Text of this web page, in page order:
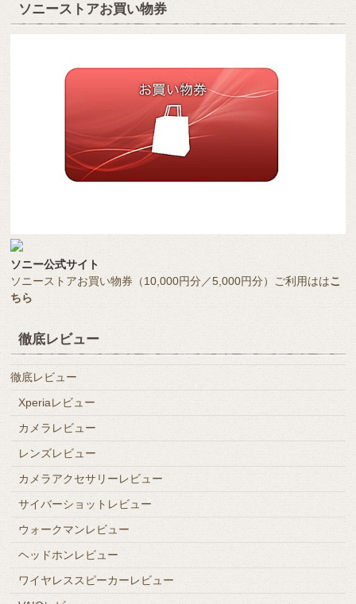
ソニーストアお買い物券
ソニー公式サイト
ソニーストアお買い物券（10,000円分／5,000円分）ご利用ははこ
ちら
徹底レビュー
徹底レビュー
Xperiaレビュー
カメラレビュー
レンズレビュー
カメラアクセサリーレビュー
サイバーショットレビュー
ウォークマンレビュー
ヘッドホンレビュー
ワイヤレススピーカーレビュー